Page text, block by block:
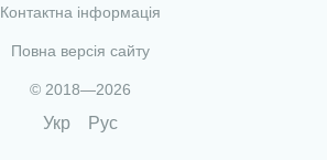
Контактна інформація
Повна версія сайту
© 2018—2026
Укр Рус